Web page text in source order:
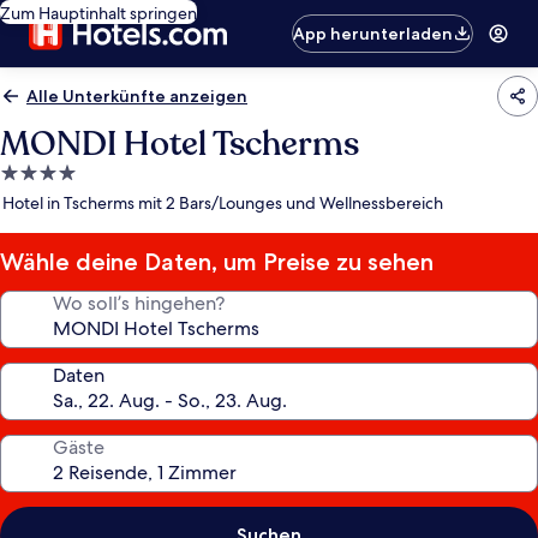
Zum Hauptinhalt springen
App herunterladen
Alle Unterkünfte anzeigen
MONDI Hotel Tscherms
4.0-
Sterne-
Hotel in Tscherms mit 2 Bars/Lounges und Wellnessbereich
Wähle deine Daten, um Preise zu sehen
Wo soll’s hingehen?
Daten
Gäste